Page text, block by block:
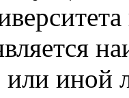
или иной